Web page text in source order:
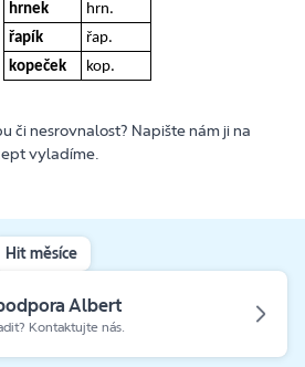
hrnek
hrn.
řapík
řap.
kopeček kop.
či nesrovnalost? Napište nám ji na
vyladíme.
Hit měsíce
Albert
Kontaktujte nás.